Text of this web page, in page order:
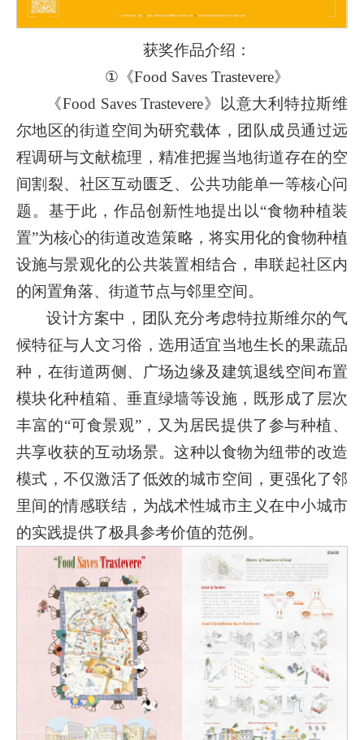
获奖作品介绍：
①《Food Saves Trastevere》
《Food Saves Trastevere》以意大利特拉斯维
尔地区的街道空间为研究载体，团队成员通过远
程调研与文献梳理，精准把握当地街道存在的空
间割裂、社区互动匮乏、公共功能单一等核心问
题。基于此，作品创新性地提出以“食物种植装
置”为核心的街道改造策略，将实用化的食物种植
设施与景观化的公共装置相结合，串联起社区内
的闲置角落、街道节点与邻里空间。
设计方案中，团队充分考虑特拉斯维尔的气
候特征与人文习俗，选用适宜当地生长的果蔬品
种，在街道两侧、广场边缘及建筑退线空间布置
模块化种植箱、垂直绿墙等设施，既形成了层次
丰富的“可食景观”，又为居民提供了参与种植、
共享收获的互动场景。这种以食物为纽带的改造
模式，不仅激活了低效的城市空间，更强化了邻
里间的情感联结，为战术性城市主义在中小城市
的实践提供了极具参考价值的范例。